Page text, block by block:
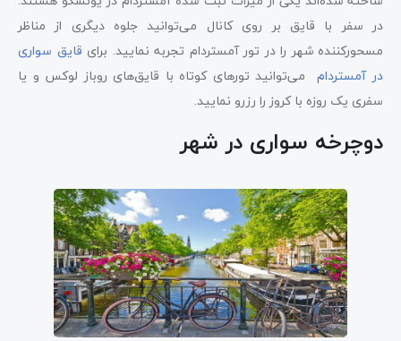
در سفر با قایق بر روی کانال می‌توانید جلوه دیگری از مناظر
مسحورکننده شهر را در تور آمستردام تجربه نمایید. برای قایق سواری
در آمستردام می‌توانید تورهای کوتاه با قایق‌های روباز لوکس و یا
سفری یک روزه با کروز را رزرو نمایید.
دوچرخه سواری در شهر